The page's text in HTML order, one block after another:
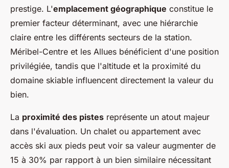
prestige. L'emplacement géographique constitue le
premier facteur déterminant, avec une hiérarchie
claire entre les différents secteurs de la station.
Méribel-Centre et les Allues bénéficient d'une position
privilégiée, tandis que l'altitude et la proximité du
domaine skiable influencent directement la valeur du
bien.
La proximité des pistes représente un atout majeur
dans l'évaluation. Un chalet ou appartement avec
accès ski aux pieds peut voir sa valeur augmenter de
15 à 30% par rapport à un bien similaire nécessitant